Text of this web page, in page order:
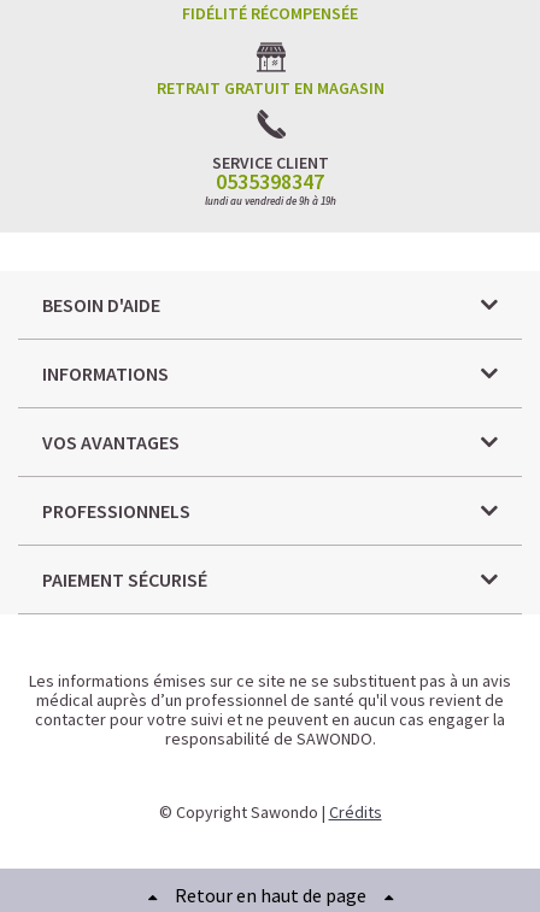
FIDÉLITÉ RÉCOMPENSÉE
RETRAIT GRATUIT EN MAGASIN
SERVICE CLIENT
0535398347
lundi au vendredi de 9h à 19h
BESOIN D'AIDE
INFORMATIONS
VOS AVANTAGES
PROFESSIONNELS
PAIEMENT SÉCURISÉ
Les informations émises sur ce site ne se substituent pas à un avis
médical auprès d’un professionnel de santé qu'il vous revient de
contacter pour votre suivi et ne peuvent en aucun cas engager la
responsabilité de SAWONDO.
© Copyright Sawondo | Crédits
Retour en haut de page